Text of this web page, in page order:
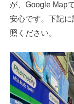
が、Google Map
安心です。下記
照ください。